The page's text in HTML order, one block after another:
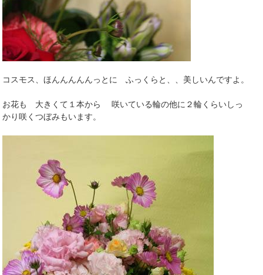
コスモス、ほんんんんんっとに ふっくらと、、美しいんですよ。
お花も 大きくて１本から 咲いている輪の他に２輪くらいしっ
かり咲くつぼみもいます。